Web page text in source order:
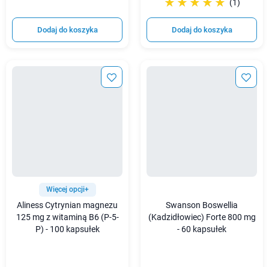
Dodaj do koszyka
☆☆☆☆☆
★★★★★ (1)
Dodaj do koszyka
Więcej opcji+
Aliness Cytrynian magnezu
125 mg z witaminą B6 (P-5-
P) - 100 kapsułek
Swanson Boswellia
(Kadzidłowiec) Forte 800 mg
- 60 kapsułek